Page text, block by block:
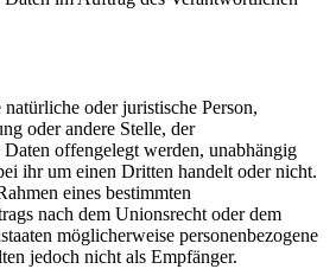
oder juristische Person,
oder andere Stelle, der
Daten offengelegt werden, unabhängig
ihr um einen Dritten handelt oder nicht.
eines bestimmten
nach dem Unionsrecht oder dem
möglicherweise personenbezogene
jedoch nicht als Empfänger.